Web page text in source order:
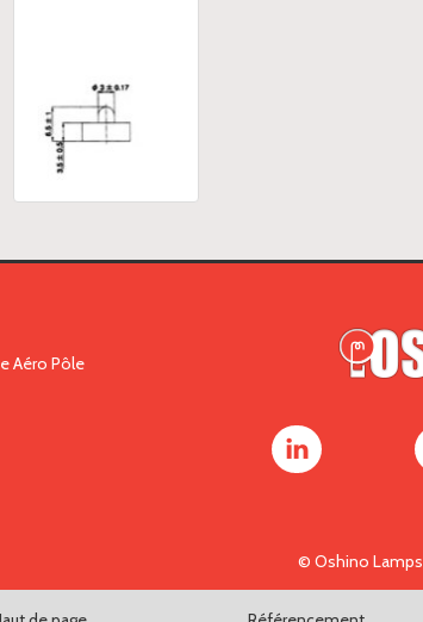
Aéro Pôle
Oshino
© Oshino Lamps